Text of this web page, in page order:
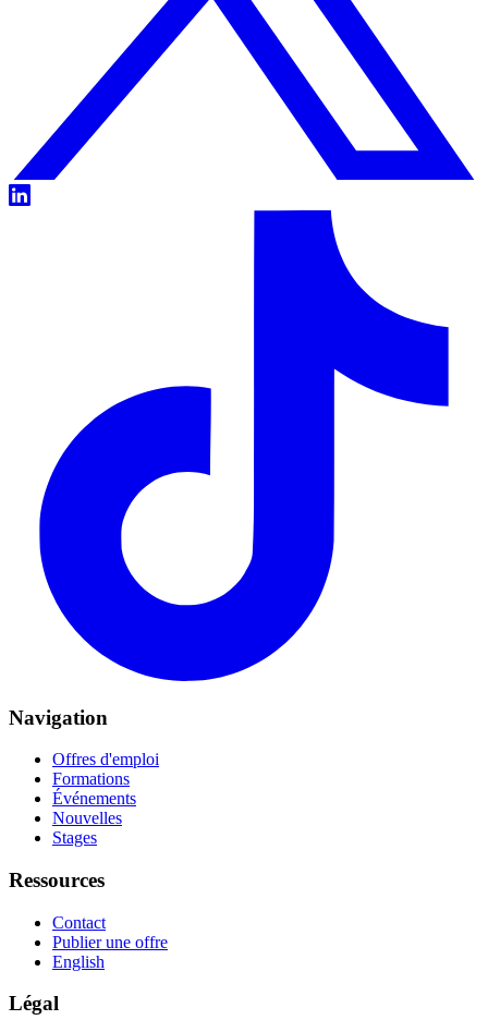
Navigation
Offres d'emploi
Formations
Événements
Nouvelles
Stages
Ressources
Contact
Publier une offre
English
Légal